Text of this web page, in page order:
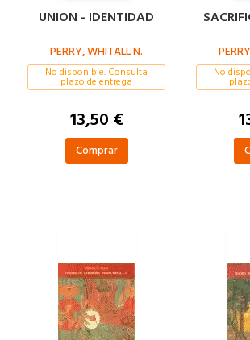
UNION - IDENTIDAD
PERRY, WHITALL N.
No disponible. Consulta
plazo de entrega
13,50 €
Comprar
No